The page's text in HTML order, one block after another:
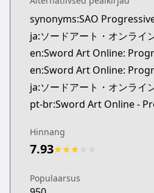
synonyms:SAO
ja:ソードアート・オンライ
en:Sword Art Online:
en:Sword Art Online:
ja:ソードアート・オンライ
pt-br:Sword Art Online -
Hinnang
7.93★★★
Populaarsus